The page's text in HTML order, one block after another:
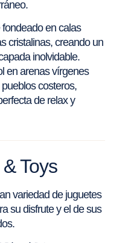
en calas
cristalinas, creando un
inolvidable.
en arenas vírgenes
costeros,
de relax y
Toys
variedad de juguetes
su disfrute y el de sus